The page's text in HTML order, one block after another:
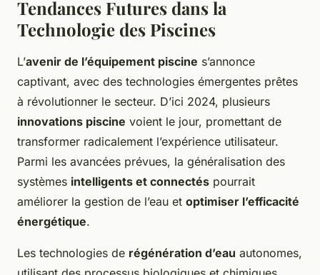
Tendances Futures dans la
Technologie des Piscines
L’avenir de l’équipement piscine s’annonce
captivant, avec des technologies émergentes prêtes
à révolutionner le secteur. D’ici 2024, plusieurs
innovations piscine voient le jour, promettant de
transformer radicalement l’expérience utilisateur.
Parmi les avancées prévues, la généralisation des
systèmes intelligents et connectés pourrait
améliorer la gestion de l’eau et optimiser l’efficacité
énergétique.
Les technologies de régénération d’eau autonomes,